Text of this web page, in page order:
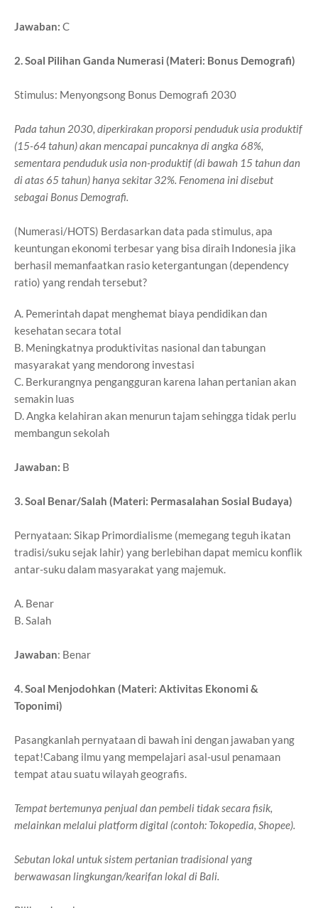
Jawaban: C
2. Soal Pilihan Ganda Numerasi (Materi: Bonus Demografi)
Stimulus: Menyongsong Bonus Demografi 2030
Pada tahun 2030, diperkirakan proporsi penduduk usia produktif
(15-64 tahun) akan mencapai puncaknya di angka 68%,
sementara penduduk usia non-produktif (di bawah 15 tahun dan
di atas 65 tahun) hanya sekitar 32%. Fenomena ini disebut
sebagai Bonus Demografi.
(Numerasi/HOTS) Berdasarkan data pada stimulus, apa
keuntungan ekonomi terbesar yang bisa diraih Indonesia jika
berhasil memanfaatkan rasio ketergantungan (dependency
ratio) yang rendah tersebut?
A. Pemerintah dapat menghemat biaya pendidikan dan
kesehatan secara total
B. Meningkatnya produktivitas nasional dan tabungan
masyarakat yang mendorong investasi
C. Berkurangnya pengangguran karena lahan pertanian akan
semakin luas
D. Angka kelahiran akan menurun tajam sehingga tidak perlu
membangun sekolah
Jawaban: B
3. Soal Benar/Salah (Materi: Permasalahan Sosial Budaya)
Pernyataan: Sikap Primordialisme (memegang teguh ikatan
tradisi/suku sejak lahir) yang berlebihan dapat memicu konflik
antar-suku dalam masyarakat yang majemuk.
A. Benar
B. Salah
Jawaban: Benar
4. Soal Menjodohkan (Materi: Aktivitas Ekonomi &
Toponimi)
Pasangkanlah pernyataan di bawah ini dengan jawaban yang
tepat!Cabang ilmu yang mempelajari asal-usul penamaan
tempat atau suatu wilayah geografis.
Tempat bertemunya penjual dan pembeli tidak secara fisik,
melainkan melalui platform digital (contoh: Tokopedia, Shopee).
Sebutan lokal untuk sistem pertanian tradisional yang
berwawasan lingkungan/kearifan lokal di Bali.